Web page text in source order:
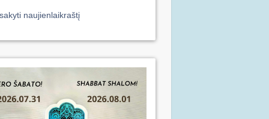
naujienlaikraštį